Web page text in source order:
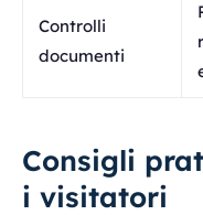
Controlli
documenti
Consigli
i visitatori